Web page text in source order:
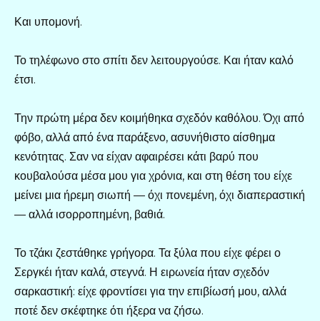
Και υπομονή.
Το τηλέφωνο στο σπίτι δεν λειτουργούσε. Και ήταν καλό
έτσι.
Την πρώτη μέρα δεν κοιμήθηκα σχεδόν καθόλου. Όχι από
φόβο, αλλά από ένα παράξενο, ασυνήθιστο αίσθημα
κενότητας. Σαν να είχαν αφαιρέσει κάτι βαρύ που
κουβαλούσα μέσα μου για χρόνια, και στη θέση του είχε
μείνει μια ήρεμη σιωπή — όχι πονεμένη, όχι διαπεραστική
— αλλά ισορροπημένη, βαθιά.
Το τζάκι ζεστάθηκε γρήγορα. Τα ξύλα που είχε φέρει ο
Σεργκέι ήταν καλά, στεγνά. Η ειρωνεία ήταν σχεδόν
σαρκαστική: είχε φροντίσει για την επιβίωσή μου, αλλά
ποτέ δεν σκέφτηκε ότι ήξερα να ζήσω.